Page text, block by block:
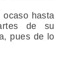
hasta
de su
pues de lo